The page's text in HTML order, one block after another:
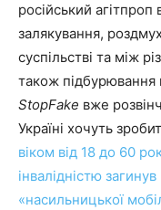
російський агітпроп
залякування,
суспільстві та між
також підбурювання
StopFake вже
Україні хочуть
віком від 18 до 60
інвалідністю
«насильницької